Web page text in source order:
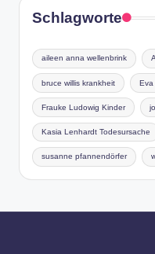
Schlagworte
aileen anna wellenbrink
bruce willis krankheit Eva
Frauke Ludowig Kinder
Kasia Lenhardt Todesursache
susanne pfannendörfer